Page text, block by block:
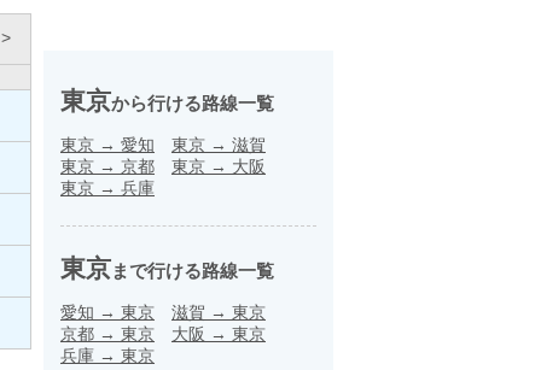
東京から行ける路線一覧
東京 → 愛知 東京 → 滋賀
東京 → 京都 東京 → 大阪
東京 → 兵庫
東京まで行ける路線一覧
愛知 → 東京 滋賀 → 東京
京都 → 東京 大阪 → 東京
兵庫 → 東京